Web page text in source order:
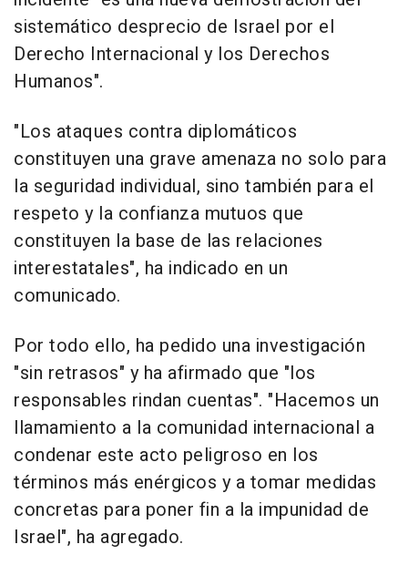
sistemático desprecio de Israel por el
Derecho Internacional y los Derechos
Humanos".
"Los ataques contra diplomáticos
constituyen una grave amenaza no solo para
la seguridad individual, sino también para el
respeto y la confianza mutuos que
constituyen la base de las relaciones
interestatales", ha indicado en un
comunicado.
Por todo ello, ha pedido una investigación
"sin retrasos" y ha afirmado que "los
responsables rindan cuentas". "Hacemos un
llamamiento a la comunidad internacional a
condenar este acto peligroso en los
términos más enérgicos y a tomar medidas
concretas para poner fin a la impunidad de
Israel", ha agregado.